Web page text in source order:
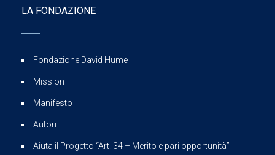
LA FONDAZIONE
Fondazione David Hume
Mission
Manifesto
Autori
Aiuta il Progetto “Art. 34 – Merito e pari opportunità”